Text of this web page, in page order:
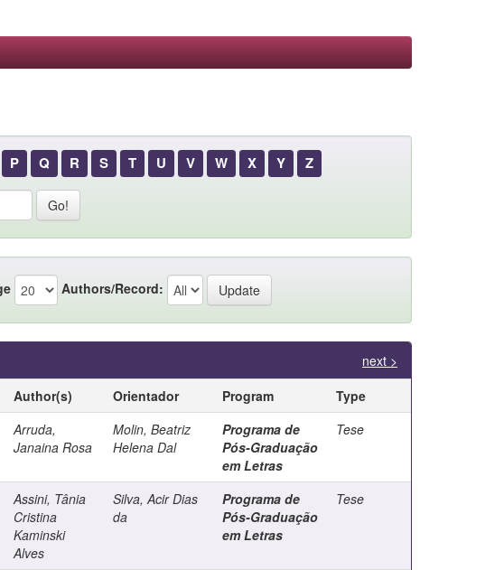
P Q R S T U V W X Y Z
Authors/Record:
next >
Author(s) Orientador Program
Type
Arruda,
Janaina Rosa
Molin, Beatriz
Helena Dal
Programa de
Pós-Graduação
em Letras
Tese
Assini, Tânia
Cristina
Kaminski
Alves
Silva, Acir Dias
da
Programa de
Pós-Graduação
em Letras
Tese